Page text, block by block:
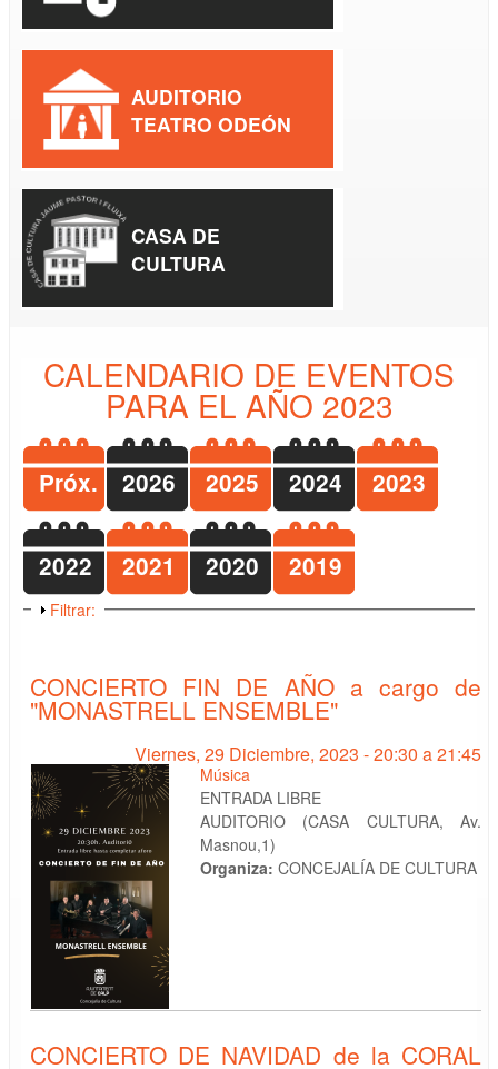
CALENDARIO DE EVENTOS
PARA EL AÑO 2023
Próx. 2026 2025 2024 2023
2022 2021 2020 2019
Mostrar
Filtrar:
CONCIERTO FIN DE AÑO a cargo de
"MONASTRELL ENSEMBLE"
Viernes, 29 Diciembre, 2023 -20:30 a21:45
Música
ENTRADA LIBRE
AUDITORIO (CASA CULTURA, Av.
Masnou,1)
Organiza: CONCEJALÍA DE CULTURA
CONCIERTO DE NAVIDAD de la CORAL
AUDITORIO
TEATRO ODEÓN
CASA DE
CULTURA